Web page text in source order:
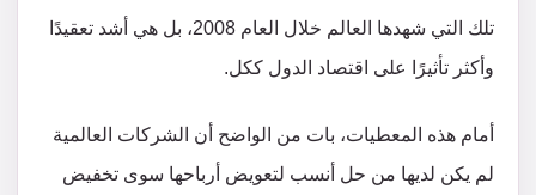
تلك التي شهدها العالم خلال العام 2008، بل هي أشد تعقيدًا
وأكثر تأثيرًا على اقتصاد الدول ككل.
أمام هذه المعطيات، بات من الواضح أن الشركات العالمية
لم يكن لديها من حل أنسب لتعويض أرباحها سوى تخفيض